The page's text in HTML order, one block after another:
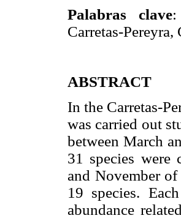
Palabras clave:
Carretas-
ABSTRACT
In the Carretas-
was carried out
between March
31 species were
and November
19 species.
abundance